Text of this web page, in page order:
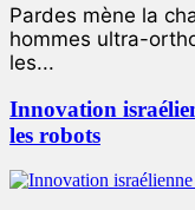
Pardes mène la
hommes ultra-
les...
Innovation
les robots